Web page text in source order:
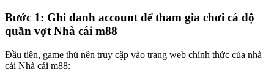
Bước 1: Ghi danh account để tham gia chơi cá độ
quần vợt Nhà cái m88
Đầu tiên, game thủ nên truy cập vào trang web chính thức của nhà
cái Nhà cái m88: